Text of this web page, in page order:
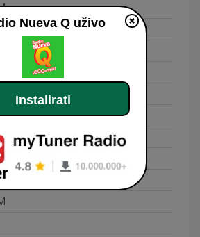
FM
Nueva Q uživo
Instalirati